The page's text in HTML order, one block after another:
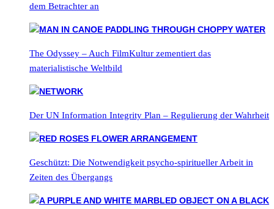
dem Betrachter an
The Odyssey – Auch FilmKultur zementiert das
materialistische Weltbild
Der UN Information Integrity Plan – Regulierung der Wahrheit
Geschützt: Die Notwendigkeit psycho-spiritueller Arbeit in
Zeiten des Übergangs